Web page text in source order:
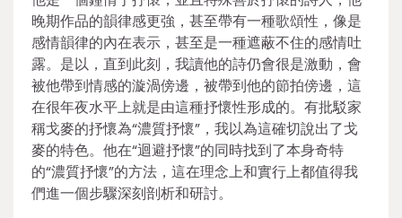
晚期作品的韻律感更強，甚至帶有一種歌頌性，像是
感情韻律的內在表示，甚至是一種遮蔽不住的感情吐
露。是以，直到此刻，我讀他的詩仍會很是激動，會
被他帶到情感的漩渦傍邊，被帶到他的節拍傍邊，這
在很年夜水平上就是由這種抒懷性形成的。有批駁家
稱戈麥的抒懷為“濃質抒懷”，我以為這確切說出了戈
麥的特色。他在“迴避抒懷”的同時找到了本身奇特
的“濃質抒懷”的方法，這在理念上和實行上都值得我
們進一個步驟深刻剖析和研討。